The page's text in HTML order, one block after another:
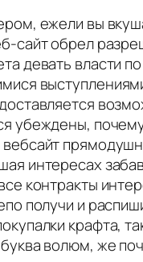
ежели вы
сайт обрел
девать власти
убеждены,
интересах
контракты
получи и
крафта,
волюм, же